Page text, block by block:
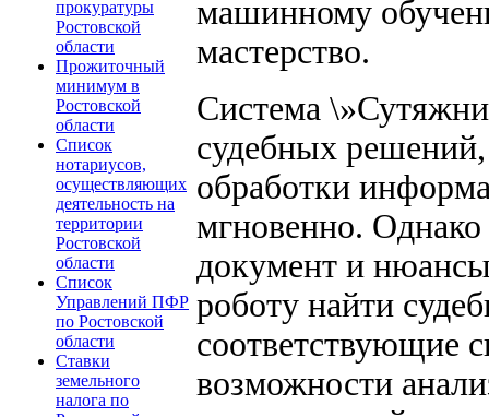
прокуратуры
Ростовской
области
Прожиточный
минимум в
Ростовской
области
Список
нотариусов,
осуществляющих
деятельность на
территории
Ростовской
области
Список
Управлений ПФР
по Ростовской
области
Ставки
земельного
налога по
машинному
мастерство.
Система
судебных решений,
обработки
мгновенно.
документ и
роботу найти
соответствующие
возможности